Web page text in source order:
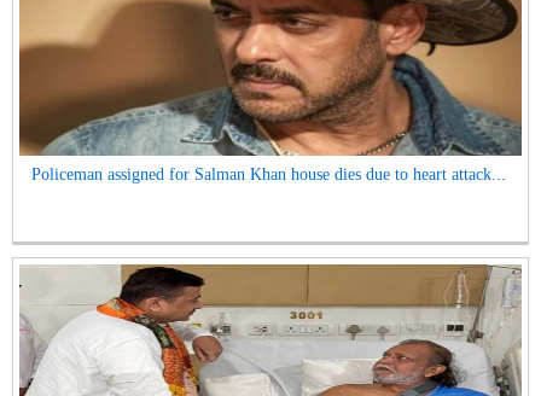
Policeman assigned for Salman Khan house dies due to heart attack...